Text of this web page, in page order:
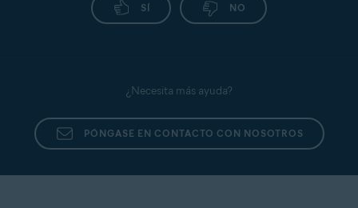
SÍ NO
¿Necesita más ayuda?
PÓNGASE EN CONTACTO CON NOSOTROS